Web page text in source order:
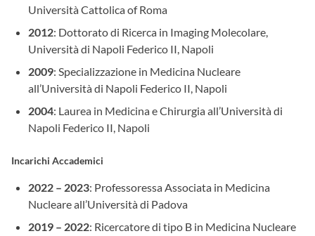
Università Cattolica of Roma
2012: Dottorato di Ricerca in Imaging Molecolare,
Università di Napoli Federico II, Napoli
2009: Specializzazione in Medicina Nucleare
all’Università di Napoli Federico II, Napoli
2004: Laurea in Medicina e Chirurgia all’Università di
Napoli Federico II, Napoli
Incarichi Accademici
2022 – 2023: Professoressa Associata in Medicina
Nucleare all’Università di Padova
2019 – 2022: Ricercatore di tipo B in Medicina Nucleare